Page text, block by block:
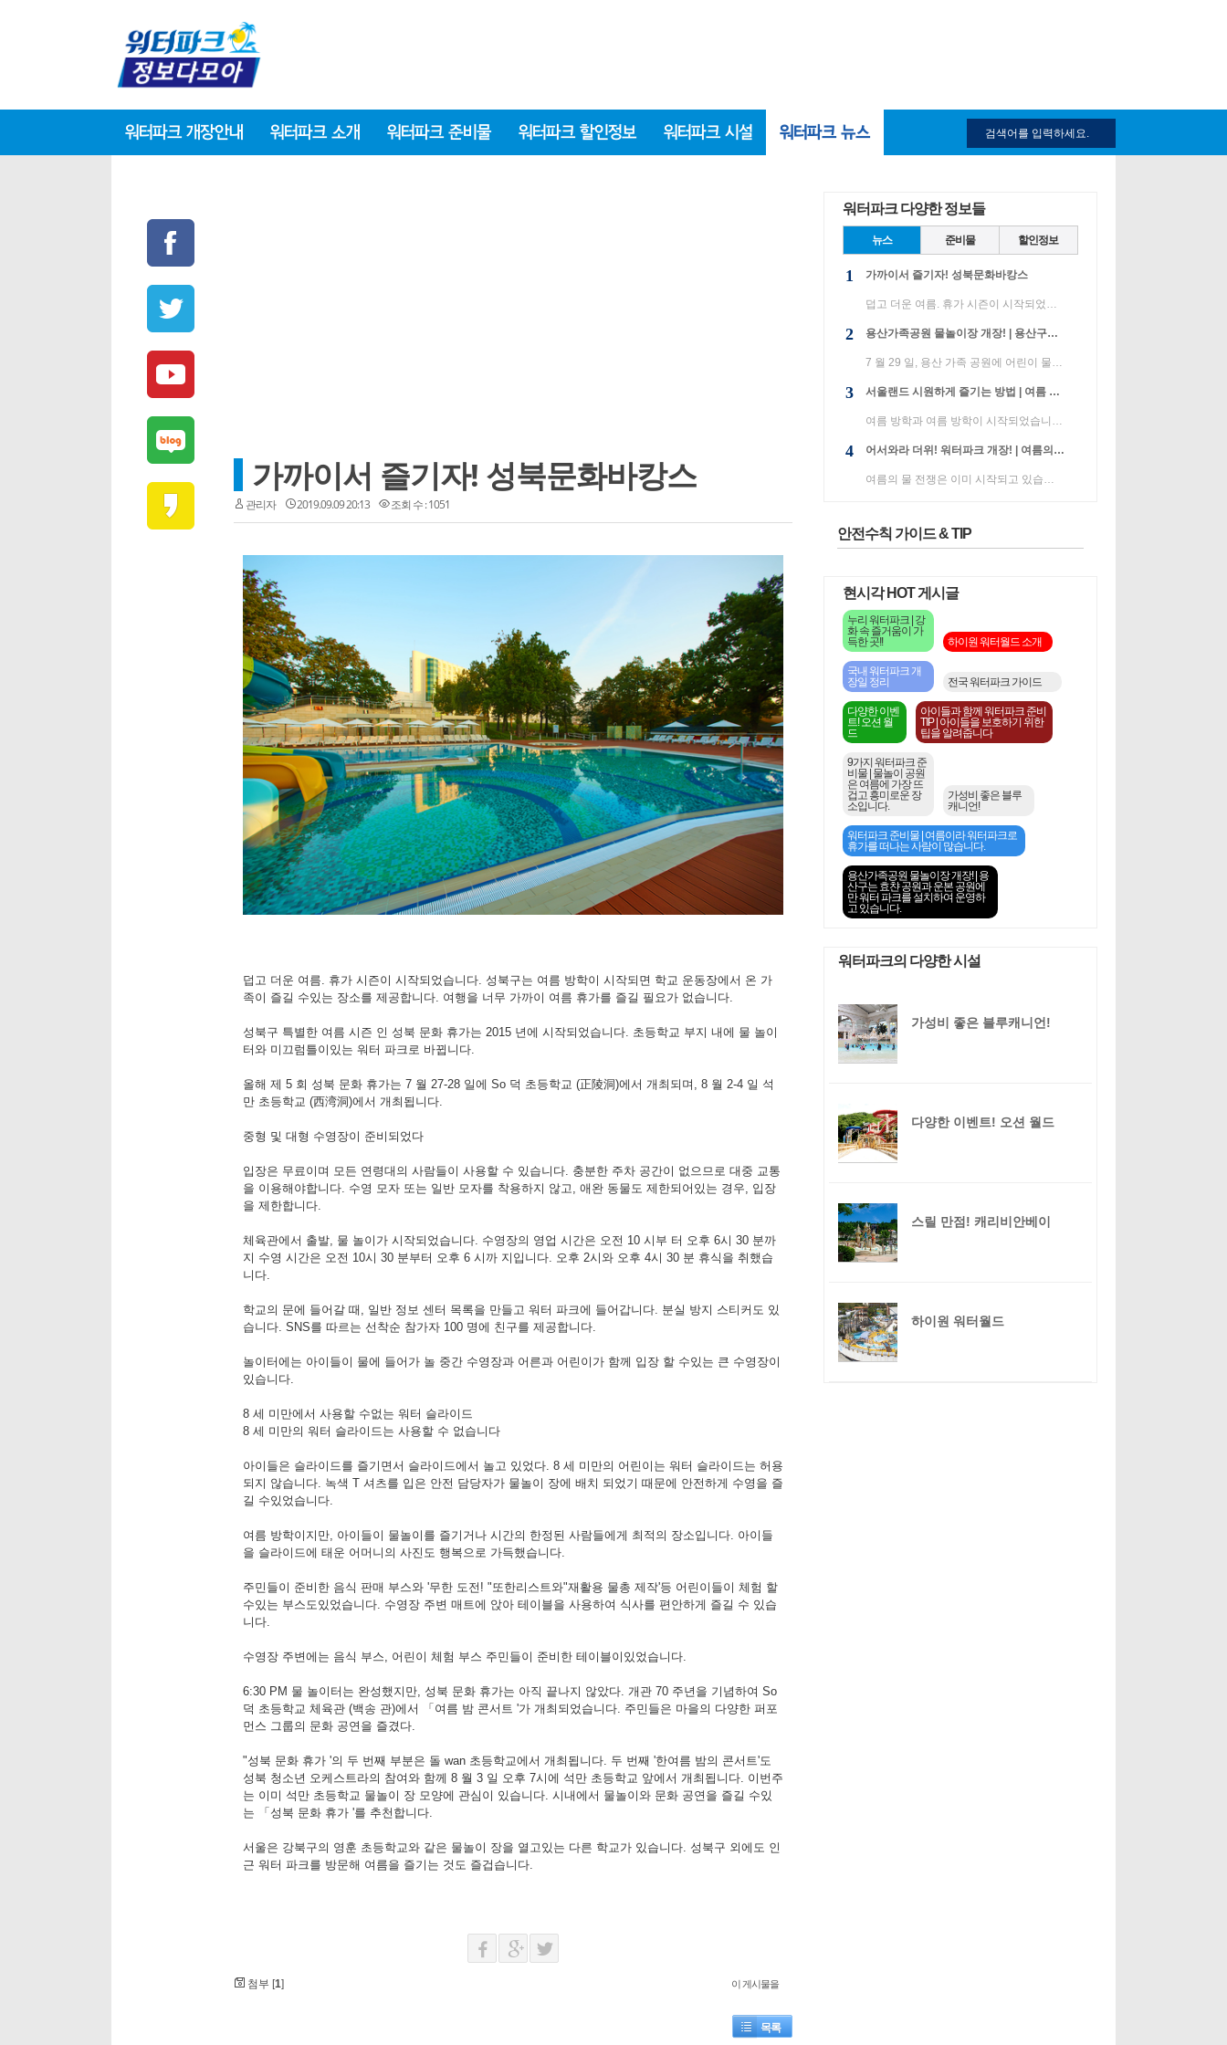
워터파크 개장안내 워터파크 소개 워터파크 준비물 워터파크 할인정보 워터파크 시설 워터파크 뉴스
가까이서 즐기자! 성북문화바캉스
관리자 2019.09.09 20:13 조회 수 : 1051
덥고 더운 여름. 휴가 시즌이 시작되었습니다. 성북구는 여름 방학이 시작되면 학교 운동장에서 온 가
족이 즐길 수있는 장소를 제공합니다. 여행을 너무 가까이 여름 휴가를 즐길 필요가 없습니다.
성북구 특별한 여름 시즌 인 성북 문화 휴가는 2015 년에 시작되었습니다. 초등학교 부지 내에 물 놀이
터와 미끄럼틀이있는 워터 파크로 바뀝니다.
올해 제 5 회 성북 문화 휴가는 7 월 27-28 일에 So 덕 초등학교 (正陵洞)에서 개최되며, 8 월 2-4 일 석
만 초등학교 (西湾洞)에서 개최됩니다.
중형 및 대형 수영장이 준비되었다
입장은 무료이며 모든 연령대의 사람들이 사용할 수 있습니다. 충분한 주차 공간이 없으므로 대중 교통
을 이용해야합니다. 수영 모자 또는 일반 모자를 착용하지 않고, 애완 동물도 제한되어있는 경우, 입장
을 제한합니다.
체육관에서 출발, 물 놀이가 시작되었습니다. 수영장의 영업 시간은 오전 10 시부 터 오후 6시 30 분까
지 수영 시간은 오전 10시 30 분부터 오후 6 시까 지입니다. 오후 2시와 오후 4시 30 분 휴식을 취했습
니다.
학교의 문에 들어갈 때, 일반 정보 센터 목록을 만들고 워터 파크에 들어갑니다. 분실 방지 스티커도 있
습니다. SNS를 따르는 선착순 참가자 100 명에 친구를 제공합니다.
놀이터에는 아이들이 물에 들어가 놀 중간 수영장과 어른과 어린이가 함께 입장 할 수있는 큰 수영장이
있습니다.
8 세 미만에서 사용할 수없는 워터 슬라이드
8 세 미만의 워터 슬라이드는 사용할 수 없습니다
아이들은 슬라이드를 즐기면서 슬라이드에서 놀고 있었다. 8 세 미만의 어린이는 워터 슬라이드는 허용
되지 않습니다. 녹색 T 셔츠를 입은 안전 담당자가 물놀이 장에 배치 되었기 때문에 안전하게 수영을 즐
길 수있었습니다.
여름 방학이지만, 아이들이 물놀이를 즐기거나 시간의 한정된 사람들에게 최적의 장소입니다. 아이들
을 슬라이드에 태운 어머니의 사진도 행복으로 가득했습니다.
주민들이 준비한 음식 판매 부스와 '무한 도전! "또한리스트와"재활용 물총 제작'등 어린이들이 체험 할
수있는 부스도있었습니다. 수영장 주변 매트에 앉아 테이블을 사용하여 식사를 편안하게 즐길 수 있습
니다.
수영장 주변에는 음식 부스, 어린이 체험 부스 주민들이 준비한 테이블이있었습니다.
6:30 PM 물 놀이터는 완성했지만, 성북 문화 휴가는 아직 끝나지 않았다. 개관 70 주년을 기념하여 So
덕 초등학교 체육관 (백송 관)에서 「여름 밤 콘서트 '가 개최되었습니다. 주민들은 마을의 다양한 퍼포
먼스 그룹의 문화 공연을 즐겼다.
"성북 문화 휴가 '의 두 번째 부분은 돌 wan 초등학교에서 개최됩니다. 두 번째 '한여름 밤의 콘서트'도
성북 청소년 오케스트라의 참여와 함께 8 월 3 일 오후 7시에 석만 초등학교 앞에서 개최됩니다. 이번주
는 이미 석만 초등학교 물놀이 장 모양에 관심이 있습니다. 시내에서 물놀이와 문화 공연을 즐길 수있
는 「성북 문화 휴가 '를 추천합니다.
서울은 강북구의 영훈 초등학교와 같은 물놀이 장을 열고있는 다른 학교가 있습니다. 성북구 외에도 인
근 워터 파크를 방문해 여름을 즐기는 것도 즐겁습니다.
첨부 [1] 이 게시물을
목록
워터파크 다양한 정보들
뉴스 준비물 할인정보
1 가까이서 즐기자! 성북문화바캉스
덥고 더운 여름. 휴가 시즌이 시작되었습니다. 성북구는 여름 방학이 시작되면 학교 운동장에서 온 가족이 ...
2 용산가족공원 물놀이장 개장! | 용산구는 효챤 공원과 운본 공원에만 워터 파크를 설치하여 운영하고 있습니다.
7 월 29 일, 용산 가족 공원에 어린이 물놀이 장을 열었습니다. 용산구는 효챤 공원과 운본 공원에만 워터 ...
3 서울랜드 시원하게 즐기는 방법 | 여름 방학이 시작되었습니다!
여름 방학과 여름 방학이 시작되었습니다! 나는 어디든지 가야하고, 뭔가를하고있는 것 같습니다. 아는 SNS...
4 어서와라 더위! 워터파크 개장! | 여름의 물 전쟁은 이미 시작되고 있습니다.
여름의 물 전쟁은 이미 시작되고 있습니다. "토루코다무"라는 테마 파크 수영장 인 캐리비안 베이 야외 시...
안전수칙 가이드 & TIP
현시각 HOT 게시글
누리 워터파크 | 강
화 속 즐거움이 가
득한 곳!!
하이원 워터월드 소개
국내 워터파크 개
장일 정리
전국 워터파크 가이드
다양한 이벤
트! 오션 월
드
아이들과 함께 워터파크 준비
TIP | 아이들을 보호하기 위한
팁을 알려줍니다
9가지 워터파크 준
비물 | 물놀이 공원
은 여름에 가장 뜨
겁고 흥미로운 장
소입니다.
가성비 좋은 블루
캐니언!
워터파크 준비물 | 여름이라 워터파크로
휴가를 떠나는 사람이 많습니다.
용산가족공원 물놀이장 개장! | 용
산구는 효챤 공원과 운본 공원에
만 워터 파크를 설치하여 운영하
고 있습니다.
워터파크의 다양한 시설
가성비 좋은 블루캐니언!
다양한 이벤트! 오션 월드
스릴 만점! 캐리비안베이
하이원 워터월드